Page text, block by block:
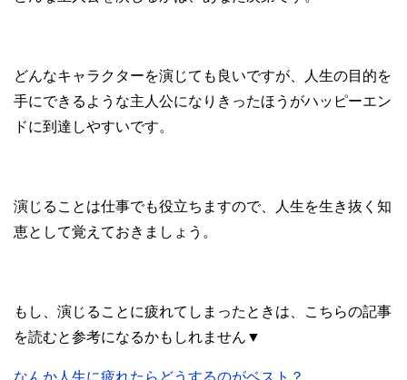
どんなキャラクターを演じても良いですが、人生の目的を
手にできるような主人公になりきったほうがハッピーエン
ドに到達しやすいです。
演じることは仕事でも役立ちますので、人生を生き抜く知
恵として覚えておきましょう。
もし、演じることに疲れてしまったときは、こちらの記事
を読むと参考になるかもしれません▼